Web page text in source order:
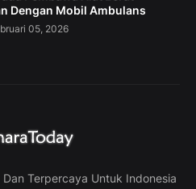
Dengan Mobil Ambulans
05, 2026
Terpercaya Untuk Indonesia